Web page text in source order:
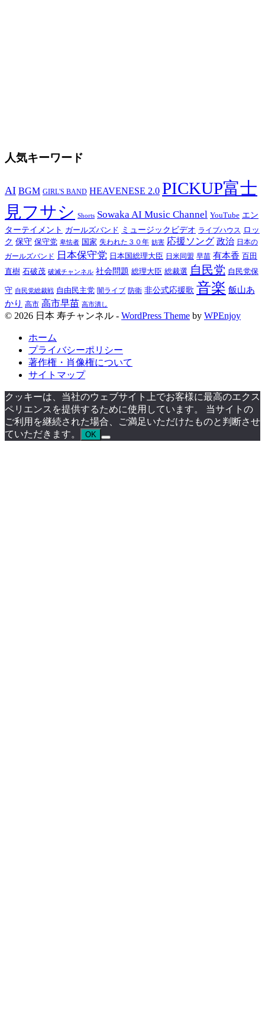
人気キーワード
AI BGM GIRL'S BAND HEAVENESE 2.0 PICKUP富士
見フサシ Shorts Sowaka AI Music Channel YouTube エン
ターテイメント ガールズバンド ミュージックビデオ ライブハウス ロッ
ク 保守 保守党 卑怯者 国家 失われた３０年 妨害 応援ソング 政治 日本の
ガールズバンド
日本保守党 日本国総理大臣 日米同盟 早苗 有本香 百田
直樹 石破茂 破滅チャンネル 社会問題 総理大臣 総裁選 自民党 自民党保
守 自民党総裁戦 自由民主党 闇ライブ 防衛 非公式応援歌 音楽 飯山あ
かり 高市 高市早苗 高市潰し
© 2026 日本 寿チャンネル - WordPress Theme by WPEnjoy
ホーム
プライバシーポリシー
著作権・肖像権について
サイトマップ
クッキーは、当社のウェブサイト上でお客様に最高のエクス
ペリエンスを提供するために使用しています。 当サイトの
ご利用を継続された場合、ご満足いただけたものと判断させ
ていただきます。
OK